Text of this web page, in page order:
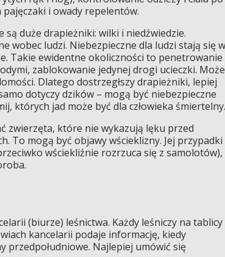
i owady repelentów.
duże drapieżniki: wilki i niedźwiedzie.
wobec ludzi. Niebezpieczne dla ludzi stają się w
Takie ewidentne okoliczności to penetrowanie
zablokowanie jedynej drogi ucieczki. Może
Dlatego dostrzegłszy drapieżniki, lepiej
dotyczy dzików – mogą być niebezpieczne
których jad może być dla człowieka śmiertelny.
zwierzęta, które nie wykazują lęku przed
To mogą być objawy wścieklizny. Jej przypadki
wściekliźnie rozrzuca się z samolotów),
(biurze) leśnictwa. Każdy leśniczy na tablicy
kancelarii podaje informację, kiedy
przedpołudniowe. Najlepiej umówić się